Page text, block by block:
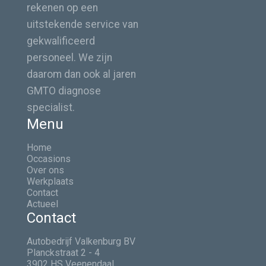
rekenen op een
uitstekende service van
gekwalificeerd
personeel. We zijn
daarom dan ook al jaren
GMTO diagnose
specialist.
Menu
Home
Occasions
Over ons
Werkplaats
Contact
Actueel
Contact
Autobedrijf Valkenburg BV
Planckstraat 2 - 4